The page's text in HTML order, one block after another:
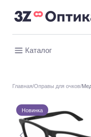
Каталог
Главная Оправы для очков
Новинка